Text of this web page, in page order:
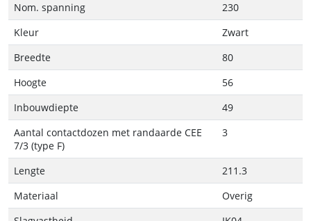
Nom. spanning
230
Kleur
Zwart
Breedte
80
Hoogte
56
Inbouwdiepte
49
Aantal contactdozen met randaarde CEE
7/3 (type F)
3
Lengte
211.3
Materiaal
Overig